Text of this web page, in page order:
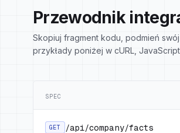
Przewodnik
Skopiuj fragment kodu, podmień
przykłady poniżej w cURL,
SPEC
GET /api/company/facts